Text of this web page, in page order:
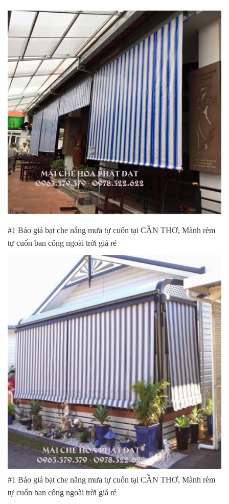
#1 Báo giá bạt che nắng mưa tự cuốn tại CẦN THƠ, Mành rèm
tự cuốn ban công ngoài trời giá rẻ
#1 Báo giá bạt che nắng mưa tự cuốn tại CẦN THƠ, Mành rèm
tự cuốn ban công ngoài trời giá rẻ